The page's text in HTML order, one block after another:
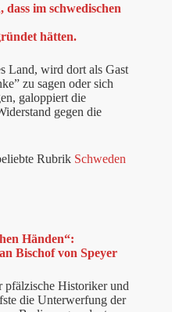
im schwedischen
hätten.
Land, wird dort als Gast
zu sagen oder sich
galoppiert die
gegen die
Rubrik Schweden
Händen“:
Bischof von Speyer
Historiker und
die Unterwerfung der